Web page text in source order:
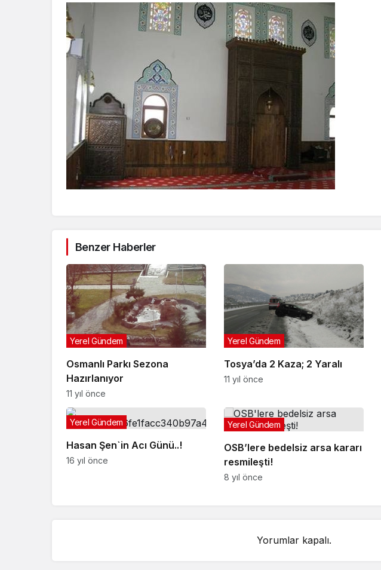
Benzer Haberler
Osmanlı Parkı Sezona
Hazırlanıyor
Yerel Gündem
11 yıl önce
Tosya’da 2 Kaza; 2 Yaralı
Yerel Gündem
11 yıl önce
Hasan Şen`in Acı Günü..!
Yerel Gündem
16 yıl önce
OSB’lere bedelsiz arsa kararı
resmileşti!
Yerel Gündem
8 yıl önce
Yorumlar kapalı.